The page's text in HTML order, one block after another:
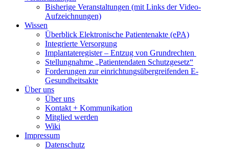
Bisherige Veranstaltungen (mit Links der Video-
Aufzeichnungen)
Wissen
Überblick Elektronische Patientenakte (ePA)
Integrierte Versorgung
Implantateregister – Entzug von Grundrechten
Stellungnahme „Patientendaten Schutzgesetz“
Forderungen zur einrichtungsübergreifenden E-
Gesundheitsakte
Über uns
Über uns
Kontakt + Kommunikation
Mitglied werden
Wiki
Impressum
Datenschutz